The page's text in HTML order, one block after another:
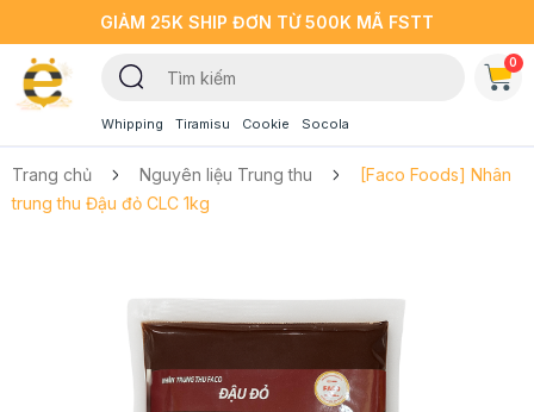
GIẢM 25K SHIP ĐƠN TỪ 500K MÃ FSTT
Whipping Tiramisu Cookie Socola
0
Trang chủ Nguyên liệu Trung thu
[Faco Foods] Nhân
trung thu Đậu đỏ CLC 1kg